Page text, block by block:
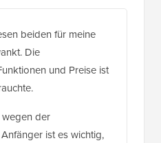
beiden für meine
Die
und Preise ist
der
ist es wichtig,